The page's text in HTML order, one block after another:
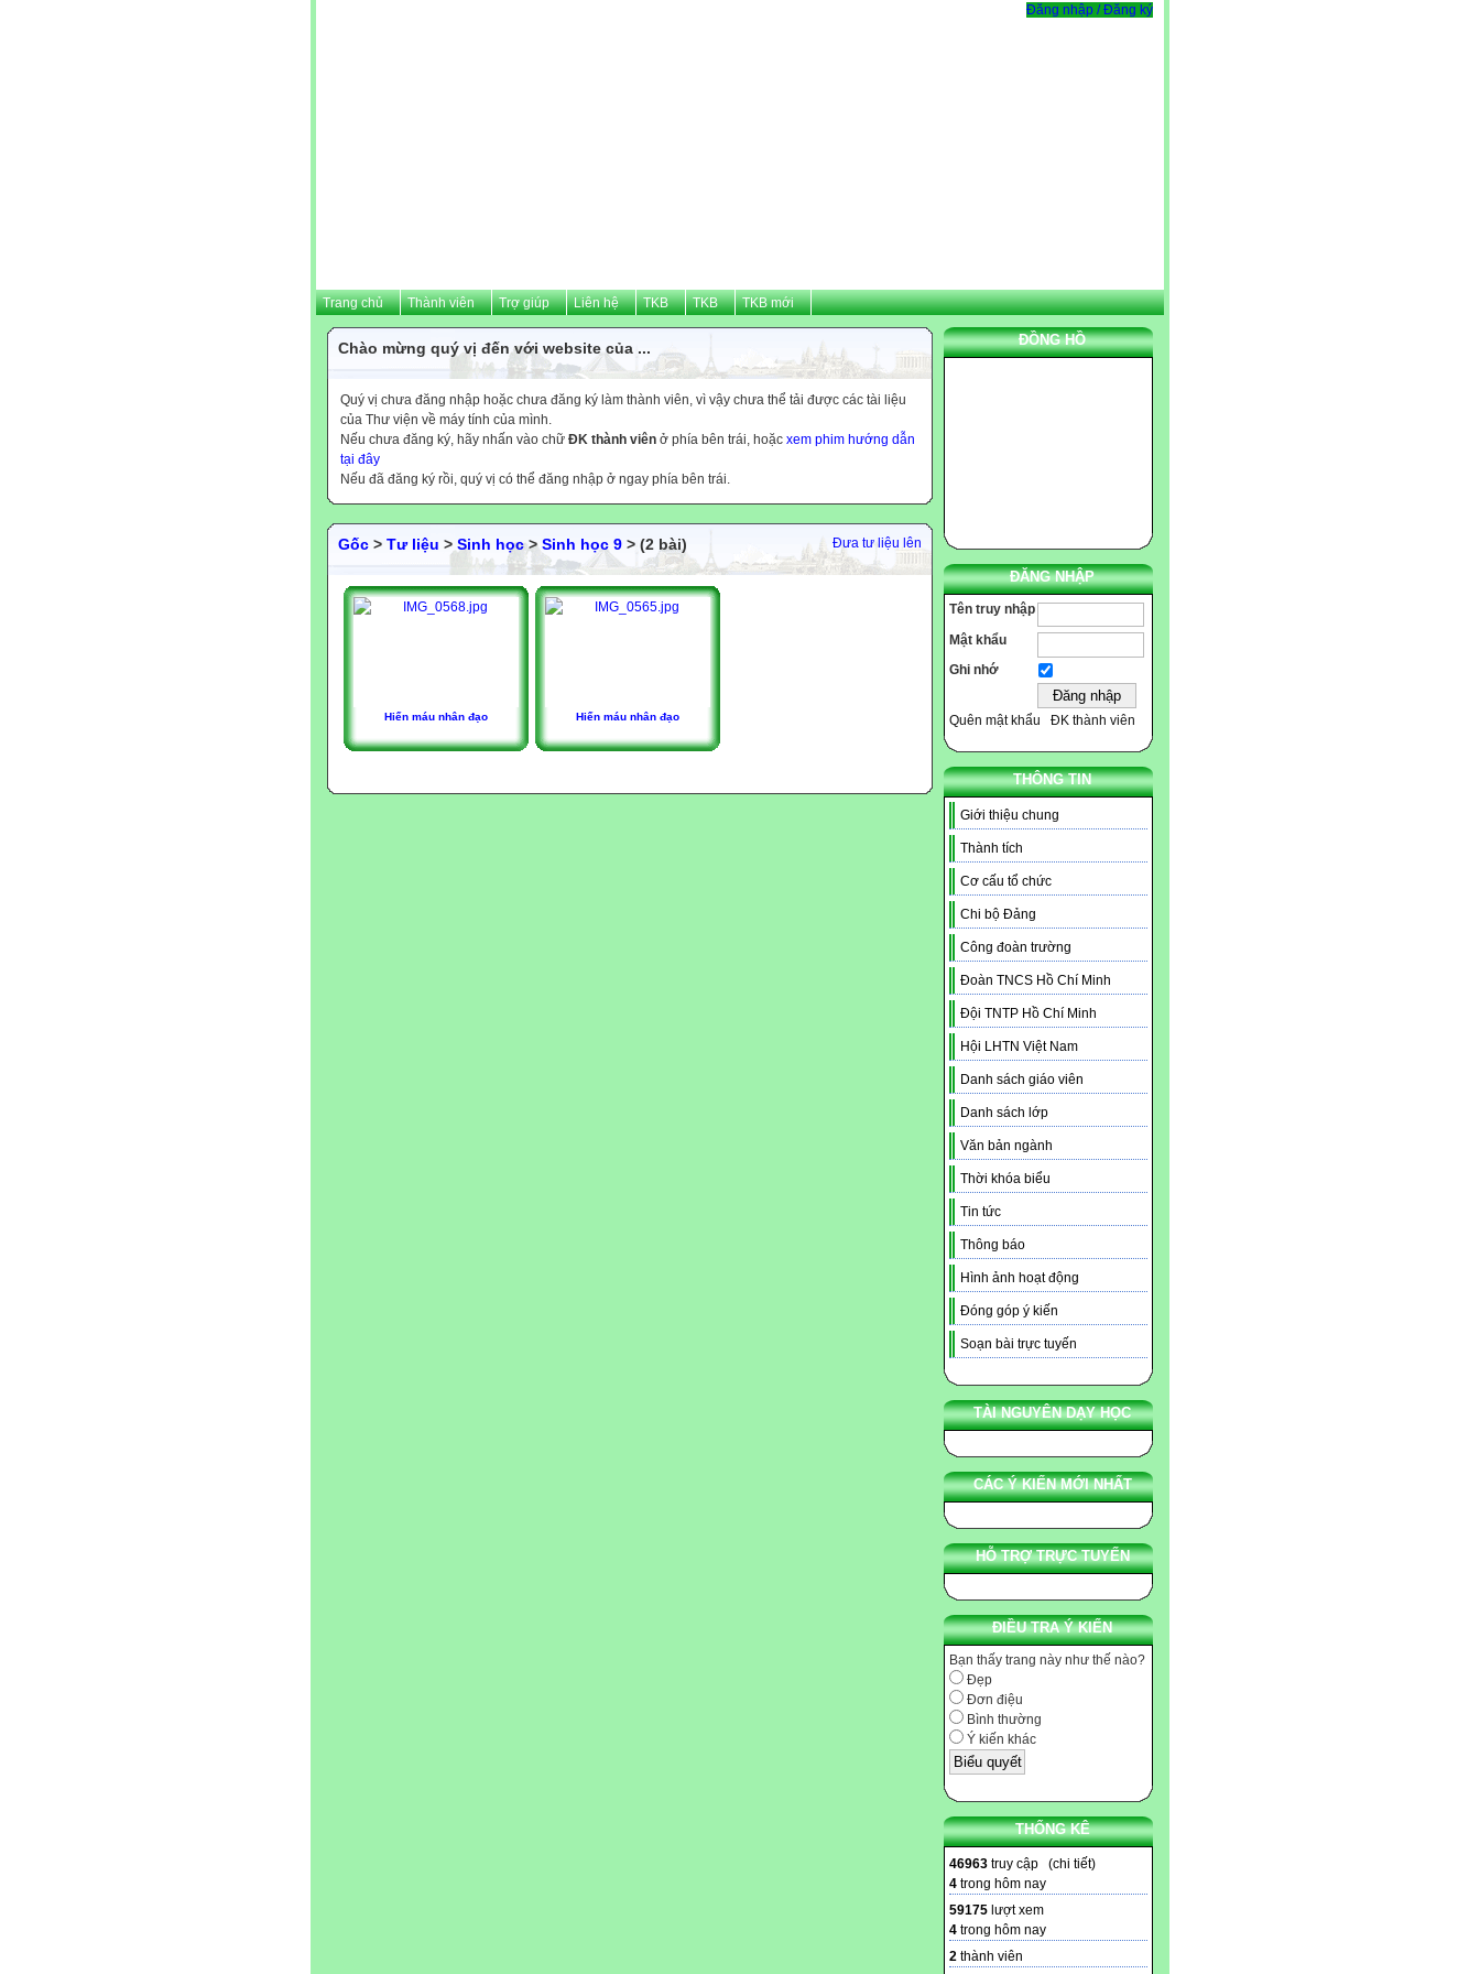
Đăng nhập / Đăng ký
Trang chủ Thành viên Trợ giúp Liên hệ TKB TKB TKB mới
ĐỒNG HỒ
ĐĂNG NHẬP
Tên truy nhập
Mật khẩu
Ghi nhớ
Quên mật khẩu ĐK thành viên
THÔNG TIN
Giới thiệu chung
Thành tích
Cơ cấu tổ chức
Chi bộ Đảng
Công đoàn trường
Đoàn TNCS Hồ Chí Minh
Đội TNTP Hồ Chí Minh
Hội LHTN Việt Nam
Danh sách giáo viên
Danh sách lớp
Văn bản ngành
Thời khóa biểu
Tin tức
Thông báo
Hình ảnh hoạt động
Đóng góp ý kiến
Soạn bài trực tuyến
TÀI NGUYÊN DẠY HỌC
CÁC Ý KIẾN MỚI NHẤT
HỖ TRỢ TRỰC TUYẾN
ĐIỀU TRA Ý KIẾN
Bạn thấy trang này như thế nào?
Đẹp
Đơn điệu
Bình thường
Ý kiến khác
THỐNG KÊ
46963 truy cập (chi tiết)
4 trong hôm nay
59175 lượt xem
4 trong hôm nay
2 thành viên
Chào mừng quý vị đến với website của ...
Quý vị chưa đăng nhập hoặc chưa đăng ký làm thành viên, vì vậy chưa thể tải được các tài liệu
của Thư viện về máy tính của mình.
Nếu chưa đăng ký, hãy nhấn vào chữ ĐK thành viên ở phía bên trái, hoặc xem phim hướng dẫn
tại đây
Nếu đã đăng ký rồi, quý vị có thể đăng nhập ở ngay phía bên trái.
Đưa tư liệu lên
Gốc > Tư liệu > Sinh học> Sinh học 9 > (2 bài)
Hiến máu nhân đạo Hiến máu nhân đạo